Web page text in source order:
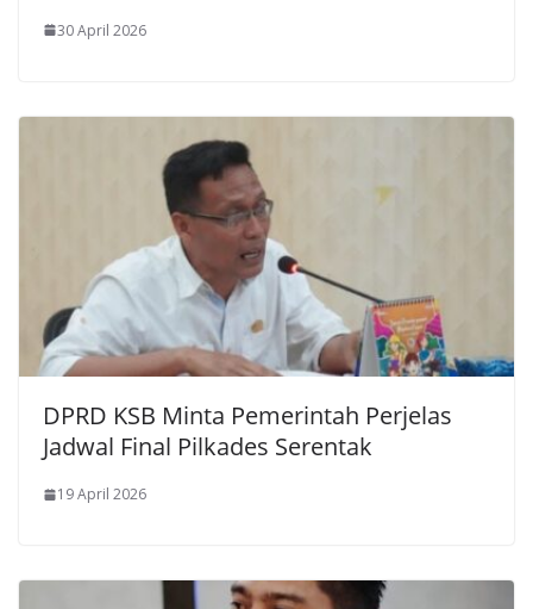
30 April 2026
DPRD KSB Minta Pemerintah Perjelas
Jadwal Final Pilkades Serentak
19 April 2026